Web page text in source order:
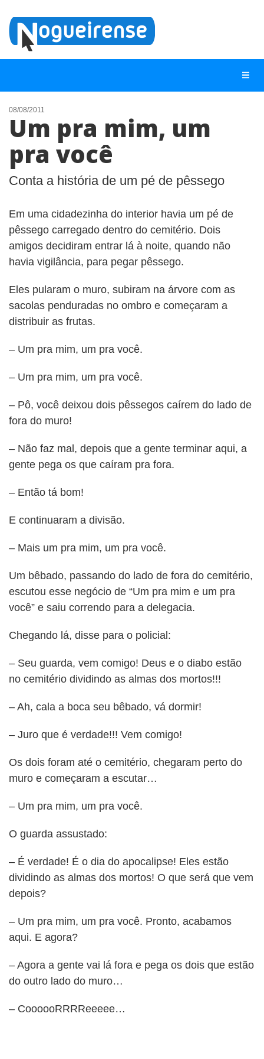
NOTÍCIAS
LISTA DIGITAL
CONTATO
ANUNCIE
08/08/2011
Um pra mim, um
pra você
Conta a história de um pé de pêssego
Em uma cidadezinha do interior havia um pé de
pêssego carregado dentro do cemitério. Dois
amigos decidiram entrar lá à noite, quando não
havia vigilância, para pegar pêssego.
Eles pularam o muro, subiram na árvore com as
sacolas penduradas no ombro e começaram a
distribuir as frutas.
– Um pra mim, um pra você.
– Um pra mim, um pra você.
– Pô, você deixou dois pêssegos caírem do lado de
fora do muro!
– Não faz mal, depois que a gente terminar aqui, a
gente pega os que caíram pra fora.
– Então tá bom!
E continuaram a divisão.
– Mais um pra mim, um pra você.
Um bêbado, passando do lado de fora do cemitério,
escutou esse negócio de “Um pra mim e um pra
você” e saiu correndo para a delegacia.
Chegando lá, disse para o policial:
– Seu guarda, vem comigo! Deus e o diabo estão
no cemitério dividindo as almas dos mortos!!!
– Ah, cala a boca seu bêbado, vá dormir!
– Juro que é verdade!!! Vem comigo!
Os dois foram até o cemitério, chegaram perto do
muro e começaram a escutar…
– Um pra mim, um pra você.
O guarda assustado:
– É verdade! É o dia do apocalipse! Eles estão
dividindo as almas dos mortos! O que será que vem
depois?
– Um pra mim, um pra você. Pronto, acabamos
aqui. E agora?
– Agora a gente vai lá fora e pega os dois que estão
do outro lado do muro…
– CoooooRRRReeeee…